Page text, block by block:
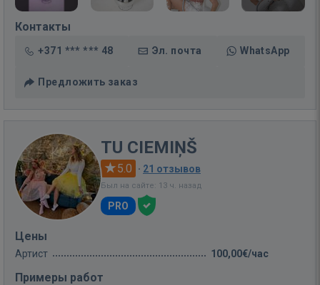
Контакты
+371 *** *** 48 Эл. почта WhatsApp
Предложить заказ
TU CIEMIŅŠ
5.0 · 21 отзывов
Был на сайте: 13 ч. назад
PRO
Цены
Артист 100,00€/час
Примеры работ